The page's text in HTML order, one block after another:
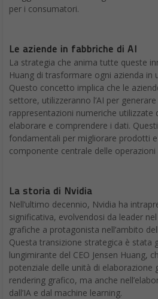
per i consumatori.
Le aziende in fabbriche di AI
La strategia che anima tutte queste
Huang di trasformare ogni azienda in
Questo concetto implica che le
settore, utilizzeranno l’AI per generare
rappresentazioni numeriche utilizzate
elaborare e comprendere i dati.
fondamentali per migliorare prodotti e
componente centrale delle operazioni
La storia di Nvidia
Nell’ultimo decennio, Nvidia ha
significativa, evolvendosi da leader
grafiche a protagonista nell’ambito
Questa transizione strategica è stata
lungimirante del CEO Jensen Huang,
potenziale delle unità di elaborazione
rendering grafico, ma anche
dall’IA e dal machine learning.